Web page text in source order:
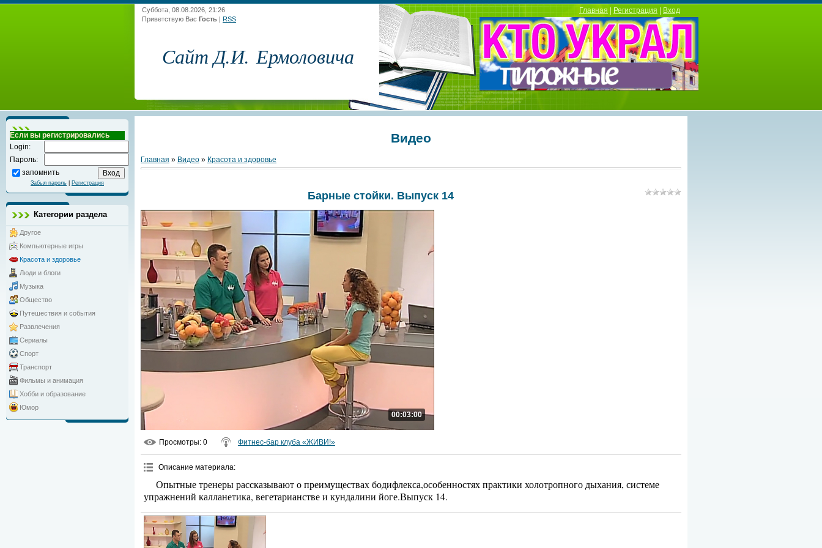
Суббота, 08.08.2026, 21:26
Приветствую Вас Гость | RSS
Сайт Д.И. Ермоловича
Главная Регистрация Вход
Если вы регистрировались
Login:
Пароль:
запомнить
Забыл пароль Регистрация
Категории раздела
Другое
Компьютерные игры
Красота и здоровье
Люди и блоги
Музыка
Общество
Путешествия и события
Развлечения
Сериалы
Спорт
Транспорт
Фильмы и анимация
Хобби и образование
Юмор
Видео
Главная » Видео » Красота и здоровье
Барные стойки. Выпуск 14
00:03:00
Просмотры: 0 Фитнес-бар клуба «ЖИВИ!»
Описание материала:
Опытные тренеры рассказывают о преимуществах бодифлекса,особенностях практики холотропного дыхания, системе
упражнений калланетика, вегетарианстве и кундалини йоге.Выпуск 14.